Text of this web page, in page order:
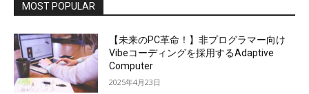
MOST POPULAR
【未来のPC革命！】非プログラマー向け
Vibeコーディングを採用するAdaptive
Computer
2025年4月23日